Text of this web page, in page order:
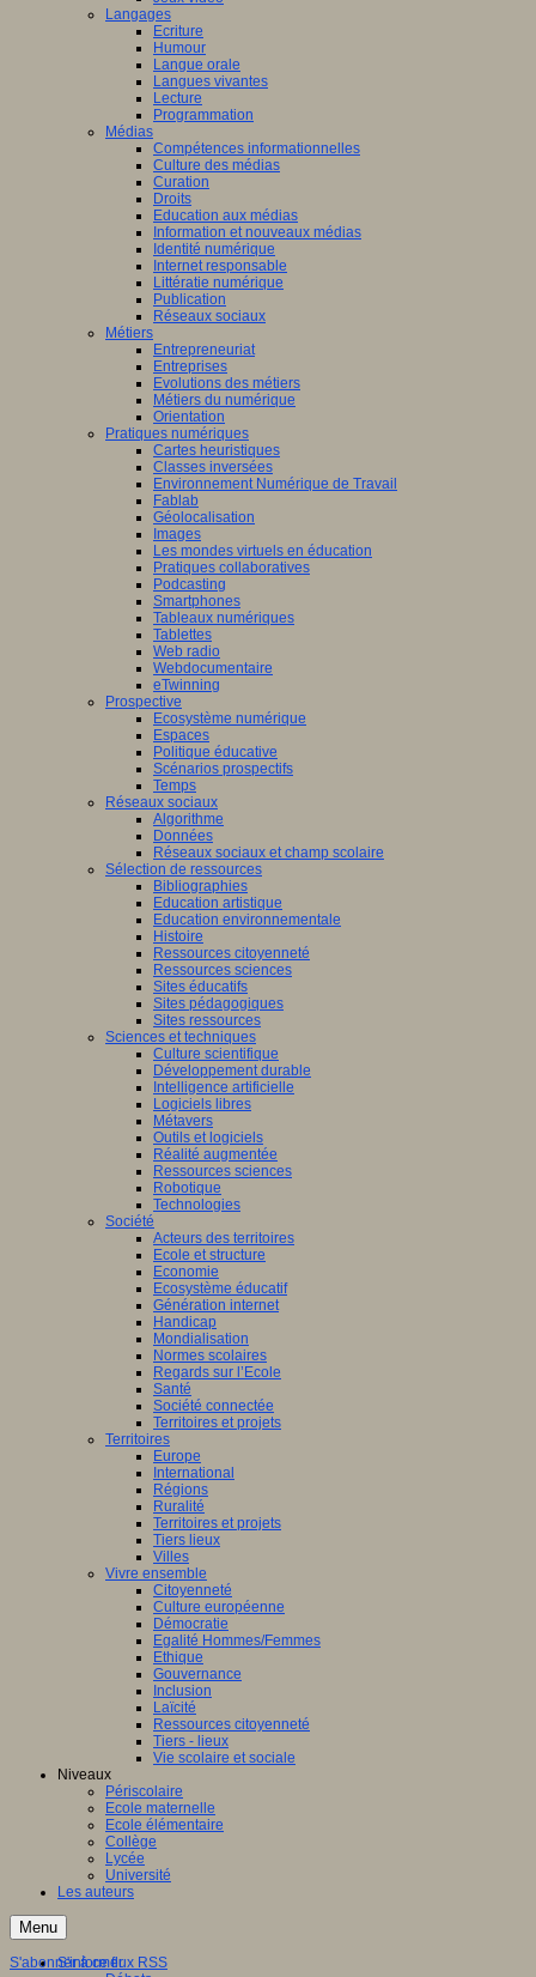
Langages
Ecriture
Humour
Langue orale
Langues vivantes
Lecture
Programmation
Médias
Compétences informationnelles
Culture des médias
Curation
Droits
Education aux médias
Information et nouveaux médias
Identité numérique
Internet responsable
Littératie numérique
Publication
Réseaux sociaux
Métiers
Entrepreneuriat
Entreprises
Evolutions des métiers
Métiers du numérique
Orientation
Pratiques numériques
Cartes heuristiques
Classes inversées
Environnement Numérique de Travail
Fablab
Géolocalisation
Images
Les mondes virtuels en éducation
Pratiques collaboratives
Podcasting
Smartphones
Tableaux numériques
Tablettes
Web radio
Webdocumentaire
eTwinning
Prospective
Ecosystème numérique
Espaces
Politique éducative
Scénarios prospectifs
Temps
Réseaux sociaux
Algorithme
Données
Réseaux sociaux et champ scolaire
Sélection de ressources
Bibliographies
Education artistique
Education environnementale
Histoire
Ressources citoyenneté
Ressources sciences
Sites éducatifs
Sites pédagogiques
Sites ressources
Sciences et techniques
Culture scientifique
Développement durable
Intelligence artificielle
Logiciels libres
Métavers
Outils et logiciels
Réalité augmentée
Ressources sciences
Robotique
Technologies
Société
Acteurs des territoires
Ecole et structure
Economie
Ecosystème éducatif
Génération internet
Handicap
Mondialisation
Normes scolaires
Regards sur l’Ecole
Santé
Société connectée
Territoires et projets
Territoires
Europe
International
Régions
Ruralité
Territoires et projets
Tiers lieux
Villes
Vivre ensemble
Citoyenneté
Culture européenne
Démocratie
Egalité Hommes/Femmes
Ethique
Gouvernance
Inclusion
Laïcité
Ressources citoyenneté
Tiers - lieux
Vie scolaire et sociale
Niveaux
Périscolaire
Ecole maternelle
Ecole élémentaire
Collège
Lycée
Université
Les auteurs
Menu
S'informer
S'abonner à ce flux RSS